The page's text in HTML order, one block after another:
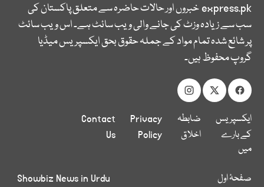
express.pkخبروں اور حالات حاضرہ سے متعلق پاکستان کی
سب سے زیادہ وزٹ کی جانے والی ویب سائٹ ہے۔ اس ویب سائٹ
پر شائع شدہ تمام مواد کے جملہ حقوق بحق ایکسپریس میڈیا
گروپ محفوظ ہیں۔
ایکسپریس
کے بارے
میں
ضابطہ
اخلاق
Privacy
Policy
Contact
Us
صفحۂ اول
Showbiz News in Urdu